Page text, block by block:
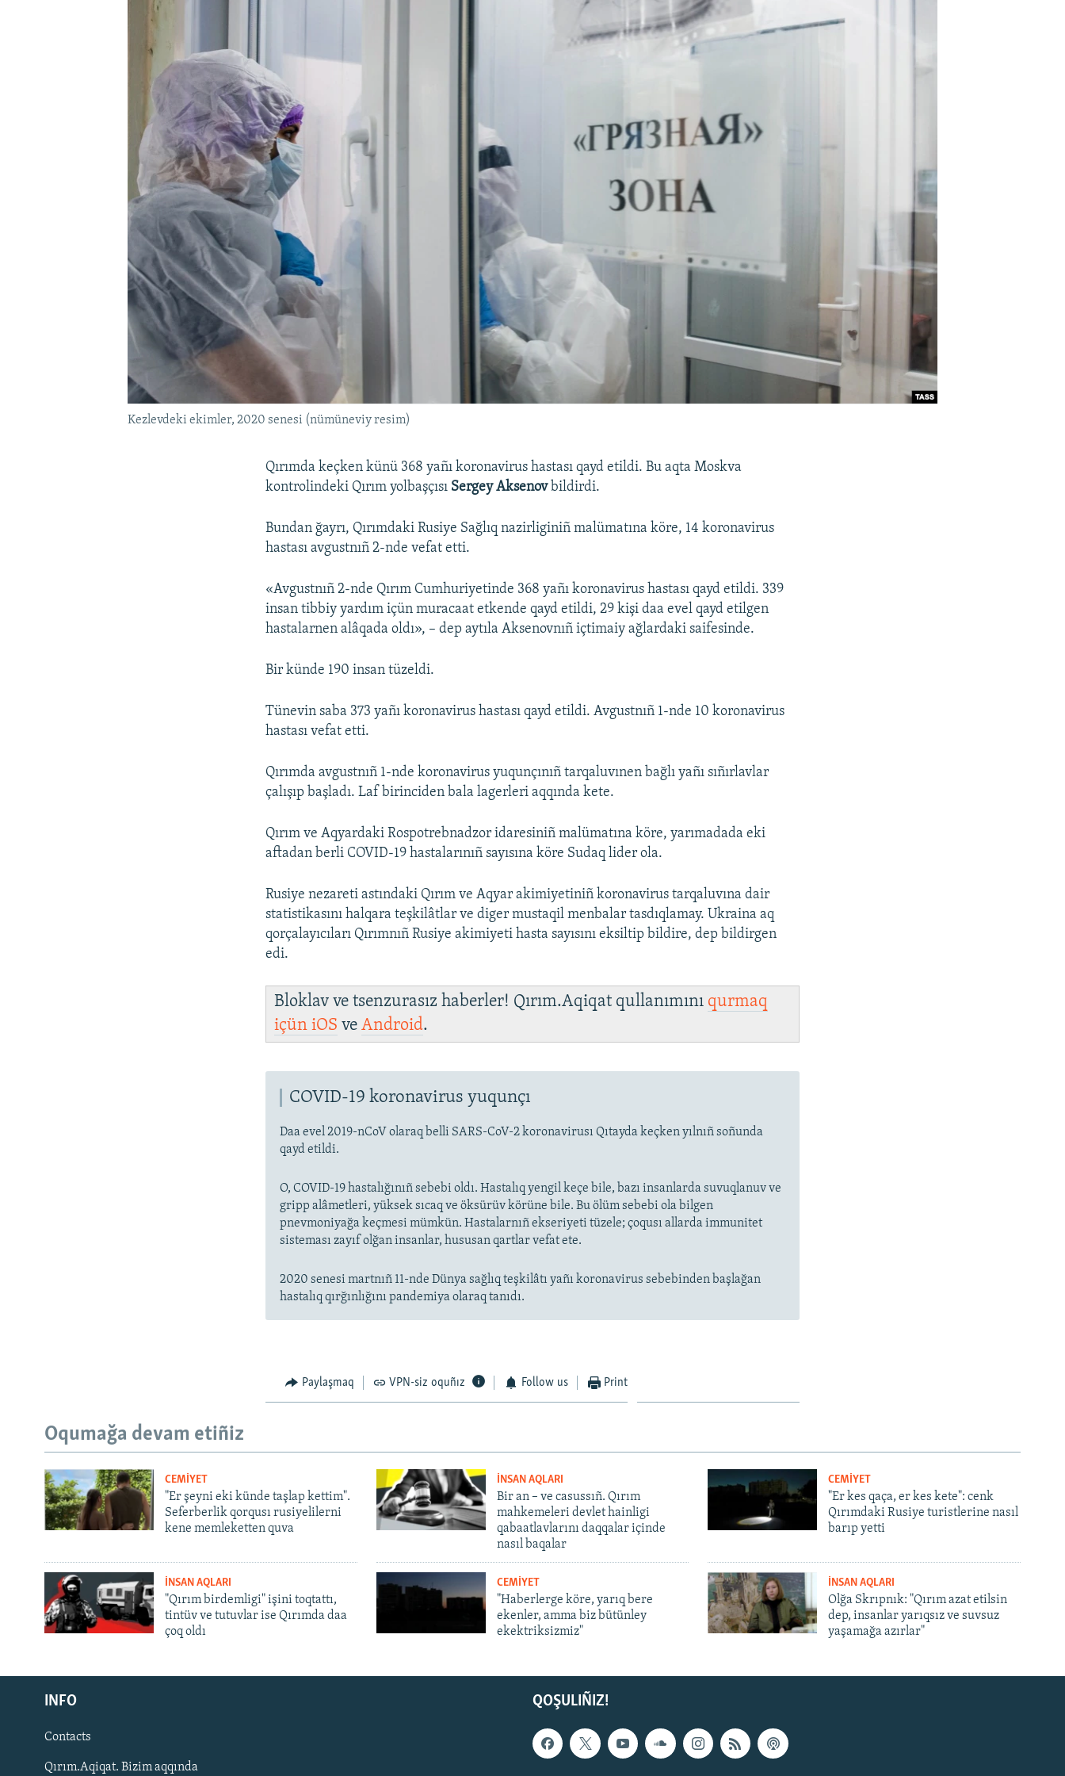
Русский
Українською
QOŞULIÑIZ!
Kezlevdeki ekimler, 2020 senesi (nümüneviy resim)
Qırımda keçken künü 368 yañı koronavirus hastası qayd etildi. Bu aqta Moskva
kontrolindeki Qırım yolbaşçısı Sergey Aksenovbildirdi.
Bundan ğayrı, Qırımdaki Rusiye Sağlıq nazirliginiñ malümatına köre, 14 koronavirus
hastası avgustnıñ 2-nde vefat etti.
«Avgustnıñ 2-nde Qırım Cumhuriyetinde 368 yañı koronavirus hastası qayd etildi. 339
insan tibbiy yardım içün muracaat etkende qayd etildi, 29 kişi daa evel qayd etilgen
hastalarnen alâqada oldı», – dep aytıla Aksenovnıñ içtimaiy ağlardaki saifesinde.
Bir künde 190 insan tüzeldi.
Tünevin saba 373 yañı koronavirus hastası qayd etildi. Avgustnıñ 1-nde 10 koronavirus
hastası vefat etti.
Qırımda avgustnıñ 1-nde koronavirus yuqunçınıñ tarqaluvınen bağlı yañı sıñırlavlar
çalışıp başladı. Laf birinciden bala lagerleri aqqında kete.
Qırım ve Aqyardaki Rospotrebnadzor idaresiniñ malümatına köre, yarımadada eki
aftadan berli COVID-19 hastalarınıñ sayısına köre Sudaq lider ola.
Rusiye nezareti astındaki Qırım ve Aqyar akimiyetiniñ koronavirus tarqaluvına dair
statistikasını halqara teşkilâtlar ve diger mustaqil menbalar tasdıqlamay. Ukraina aq
qorçalayıcıları Qırımnıñ Rusiye akimiyeti hasta sayısını eksiltip bildire, dep bildirgen
edi.
Bloklav ve tsenzurasız haberler! Qırım.Aqiqat qullanımını qurmaq
içüniOS veAndroid.
COVID-19 koronavirus yuqunçı
Daa evel 2019-nCoV olaraq belli SARS-CoV-2 koronavirusı Qıtayda keçken yılnıñ soñunda
qayd etildi.
O, COVID-19 hastalığınıñ sebebi oldı. Hastalıq yengil keçe bile, bazı insanlarda suvuqlanuv ve
gripp alâmetleri, yüksek sıcaq ve öksürüv körüne bile. Bu ölüm sebebi ola bilgen
pnevmoniyağa keçmesi mümkün. Hastalarnıñ ekseriyeti tüzele; çoqusı allarda immunitet
sisteması zayıf olğan insanlar, hususan qartlar vefat ete.
2020 senesi martnıñ 11-nde Dünya sağlıq teşkilâtı yañı koronavirus sebebinden başlağan
hastalıq qırğınlığını pandemiya olaraq tanıdı.
Paylaşmaq VPN-siz oquñız Follow us Print
Oqumağa devam etiñiz
CEMİYET
"Er şeyni eki künde taşlap kettim".
Seferberlik qorqusı rusiyelilerni
kene memleketten quva
İNSAN AQLARI
Bir an – ve casussıñ. Qırım
mahkemeleri devlet hainligi
qabaatlavlarını daqqalar içinde
nasıl baqalar
CEMİYET
"Er kes qaça, er kes kete": cenk
Qırımdaki Rusiye turistlerine nasıl
barıp yetti
İNSAN AQLARI
"Qırım birdemligi" işini toqtattı,
tintüv ve tutuvlar ise Qırımda daa
çoq oldı
CEMİYET
"Haberlerge köre, yarıq bere
ekenler, amma biz bütünley
ekektriksizmiz"
İNSAN AQLARI
Olğa Skrıpnık: "Qırım azat etilsin
dep, insanlar yarıqsız ve suvsuz
yaşamağa azırlar"
QOŞULIÑIZ!
INFO
Contacts
Qırım.Aqiqat. Bizim aqqında